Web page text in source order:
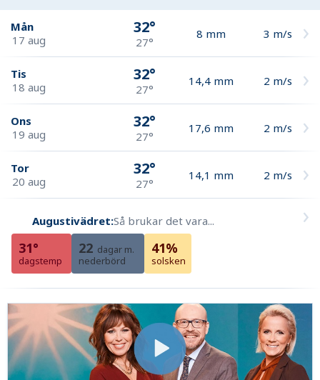
Mån
17 aug
32°
27°
8 mm 3 m/s
Tis
18 aug
32°
27°
14,4 mm 2 m/s
Ons
19 aug
32°
27°
17,6 mm 2 m/s
Tor
20 aug
32°
27°
14,1 mm 2 m/s
Augustivädret:Så brukar det vara...
31°
dagstemp
22 dagar m.
nederbörd
41%
solsken